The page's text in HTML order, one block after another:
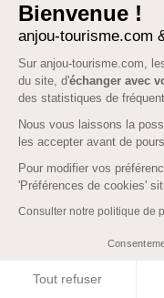
Bienvenue !
anjou-tourisme.com
Sur anjou-tourisme.com,
du site, d'échanger avec
des statistiques de
Nous vous laissons la
les accepter avant de
Pour modifier vos
'Préférences de cookies'
Consulter notre politique de
Tout refuser
Brochures & Cartes
l’attractivité de